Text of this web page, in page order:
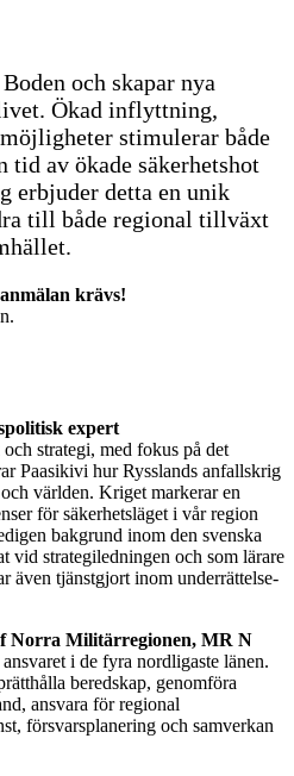
och skapar nya
Ökad inflyttning,
stimulerar både
av ökade säkerhetshot
erbjuder detta en unik
till både regional tillväxt
krävs!
expert
strategi, med fokus på det
Paasikivi hur Rysslands anfallskrig
världen. Kriget markerar en
för säkerhetsläget i vår region
bakgrund inom den svenska
vid strategiledningen och som lärare
även tjänstgjort inom underrättelse-
Norra Militärregionen, MR N
i de fyra nordligaste länen.
beredskap, genomföra
ansvara för regional
försvarsplanering och samverkan